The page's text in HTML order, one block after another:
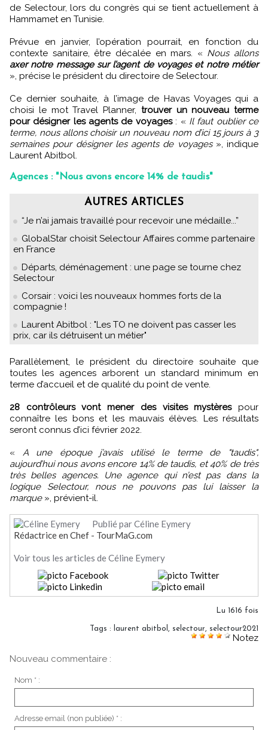
de Selectour, lors du congrès qui se tient actuellement à
Hammamet en Tunisie.
Prévue en janvier, l’opération pourrait, en fonction du
contexte sanitaire, être décalée en mars. « Nous allons
axer notre message sur l’agent de voyages et notre métier
», précise le président du directoire de Selectour.
Ce dernier souhaite, à l’image de Havas Voyages qui a
choisi le mot Travel Planner, trouver un nouveau terme
pour désigner les agents de voyages: « Il faut oublier ce
terme, nous allons choisir un nouveau nom d’ici 15 jours à 3
semaines pour désigner les agents de voyages», indique
Laurent Abitbol.
Agences : "Nous avons encore 14% de taudis"
AUTRES ARTICLES
“Je n’ai jamais travaillé pour recevoir une médaille...”
GlobalStar choisit Selectour Affaires comme partenaire
en France
Départs, déménagement : une page se tourne chez
Selectour
Corsair : voici les nouveaux hommes forts de la
compagnie !
Laurent Abitbol : "Les TO ne doivent pas casser les
prix, car ils détruisent un métier"
Parallèlement, le président du directoire souhaite que
toutes les agences arborent un standard minimum en
terme d’accueil et de qualité du point de vente.
28 contrôleurs vont mener des visites mystèrespour
connaître les bons et les mauvais élèves. Les résultats
seront connus d’ici février 2022.
« A une époque j’avais utilisé le terme de "taudis",
aujourd’hui nous avons encore 14% de taudis, et 40% de très
très belles agences. Une agence qui n’est pas dans la
logique Selectour, nous ne pouvons pas lui laisser la
marque», prévient-il.
Publié par Céline Eymery
Rédactrice en Chef - TourMaG.com
Voir tous les articles de Céline Eymery
Lu 1616 fois
Tags : laurent abitbol , selectour, selectour2021
Notez
Nouveau commentaire :
Nom * :
Adresse email (non publiée) * :